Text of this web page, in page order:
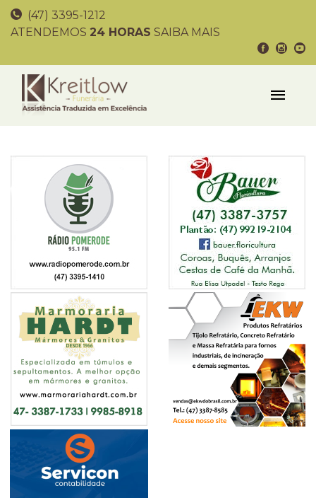
(47) 3395-1212
ATENDEMOS 24 HORAS SAIBA MAIS